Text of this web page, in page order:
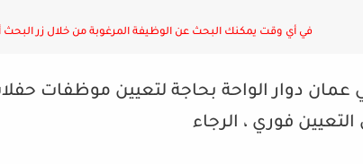
في أي وقت يمكنك البحث عن الوظيفة المرغوبة من خلال زر البحث
عمان دوار الواحة بحاجة لتعيين موظفات